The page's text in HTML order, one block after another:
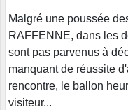
Malgré une poussée
RAFFENNE, dans les
sont pas parvenus à
manquant de réussite
rencontre, le ballon
visiteur...